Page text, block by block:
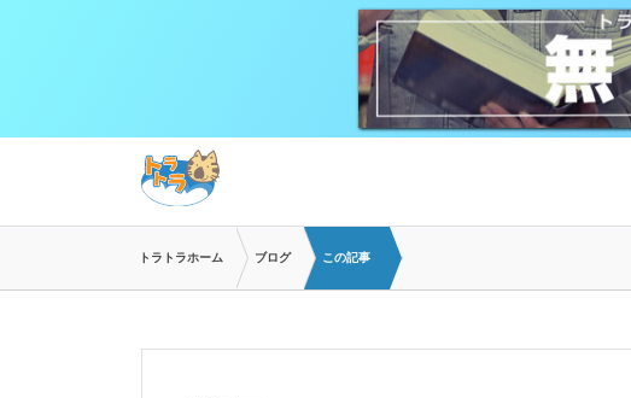
トラトラホーム ブログ この記事